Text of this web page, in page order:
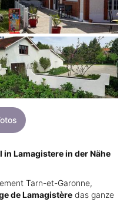
Lamagistere in der Nähe
Tarn-et-Garonne,
de Lamagistère das ganze